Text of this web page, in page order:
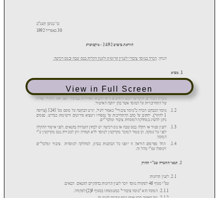
View in Full Screen